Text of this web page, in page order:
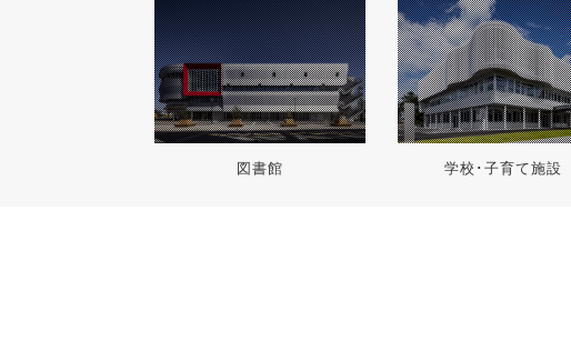
図書館 学校･子育て施設